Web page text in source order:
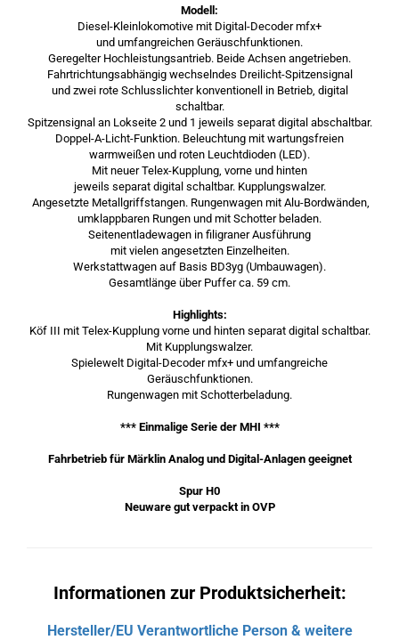
Modell:
Diesel-Kleinlokomotive mit Digital-Decoder mfx+
und umfangreichen Geräuschfunktionen.
Geregelter Hochleistungsantrieb. Beide Achsen angetrieben.
Fahrtrichtungsabhängig wechselndes Dreilicht-Spitzensignal
und zwei rote Schlusslichter konventionell in Betrieb, digital
schaltbar.
Spitzensignal an Lokseite 2 und 1 jeweils separat digital abschaltbar.
Doppel-A-Licht-Funktion. Beleuchtung mit wartungsfreien
warmweißen und roten Leuchtdioden (LED).
Mit neuer Telex-Kupplung, vorne und hinten
jeweils separat digital schaltbar. Kupplungswalzer.
Angesetzte Metallgriffstangen. Rungenwagen mit Alu-Bordwänden,
umklappbaren Rungen und mit Schotter beladen.
Seitenentladewagen in filigraner Ausführung
mit vielen angesetzten Einzelheiten.
Werkstattwagen auf Basis BD3yg (Umbauwagen).
Gesamtlänge über Puffer ca. 59 cm.
Highlights:
Köf III mit Telex-Kupplung vorne und hinten separat digital schaltbar.
Mit Kupplungswalzer.
Spielewelt Digital-Decoder mfx+ und umfangreiche
Geräuschfunktionen.
Rungenwagen mit Schotterbeladung.
*** Einmalige Serie der MHI ***
Fahrbetrieb für Märklin Analog und Digital-Anlagen geeignet
Spur H0
Neuware gut verpackt in OVP
Informationen zur Produktsicherheit:
Hersteller/EU Verantwortliche Person & weitere